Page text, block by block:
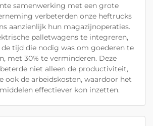
samenwerking met een grote
verbeterden onze heftrucks
aanzienlijk hun magazijnoperaties.
palletwagens te integreren,
tijd die nodig was om goederen te
met 30% te verminderen. Deze
niet alleen de productiviteit,
ook de arbeidskosten, waardoor het
effectiever kon inzetten.